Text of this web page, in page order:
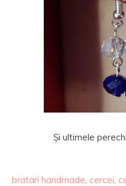
Și ultimele
bratari handmade, cercei,